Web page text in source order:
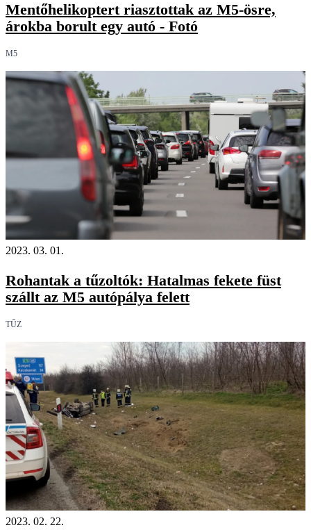
Mentőhelikoptert riasztottak az M5-ösre,
árokba borult egy autó - Fotó
M5
2023. 03. 01.
Rohantak a tűzoltók: Hatalmas fekete füst
szállt az M5 autópálya felett
TŰZ
2023. 02. 22.